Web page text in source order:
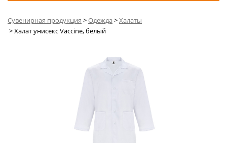
Сувенирная продукция >Одежда>Халаты
>Халат унисекс Vaccine, белый